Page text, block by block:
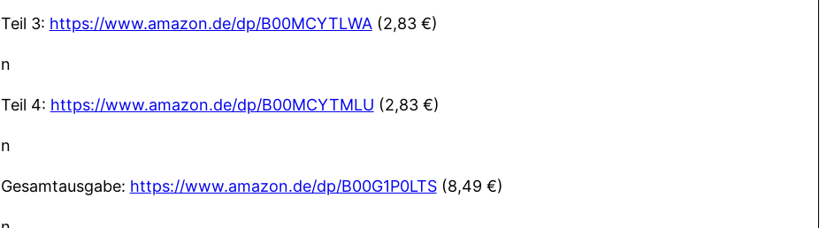
Teil 3: https://www.amazon.de/dp/B00MCYTLWA(2,83 €)
n
Teil 4: https://www.amazon.de/dp/B00MCYTMLU (2,83 €)
n
Gesamtausgabe: https://www.amazon.de/dp/B00G1P0LTS(8,49 €)